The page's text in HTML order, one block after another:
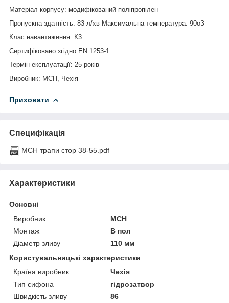
Матеріал корпусу: модифікований поліпропілен
Пропускна здатність: 83 л/хв Максимальна температура: 90оЗ
Клас навантаження: К3
Сертифіковано згідно EN 1253-1
Термін експлуатації: 25 років
Виробник: МСН, Чехія
Приховати
Специфікація
MCH трапи стор 38-55.pdf
Характеристики
Основні
Виробник
MCH
Монтаж
В пол
Діаметр зливу
110 мм
Користувальницькі характеристики
Країна виробник
Чехія
Тип сифона
гідрозатвор
Швидкість зливу
86